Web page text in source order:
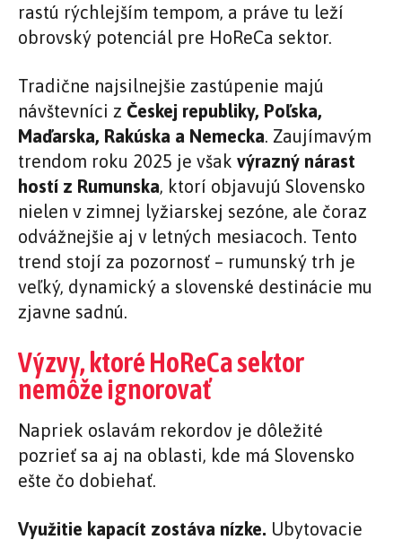
rastú rýchlejším tempom, a práve tu leží
obrovský potenciál pre HoReCa sektor.
Tradične najsilnejšie zastúpenie majú
návštevníci z Českej republiky, Poľska,
Maďarska, Rakúska a Nemecka. Zaujímavým
trendom roku 2025 je však výrazný nárast
hostí z Rumunska, ktorí objavujú Slovensko
nielen v zimnej lyžiarskej sezóne, ale čoraz
odvážnejšie aj v letných mesiacoch. Tento
trend stojí za pozornosť – rumunský trh je
veľký, dynamický a slovenské destinácie mu
zjavne sadnú.
Výzvy, ktoré HoReCa sektor
nemôže ignorovať
Napriek oslavám rekordov je dôležité
pozrieť sa aj na oblasti, kde má Slovensko
ešte čo dobiehať.
Využitie kapacít zostáva nízke. Ubytovacie